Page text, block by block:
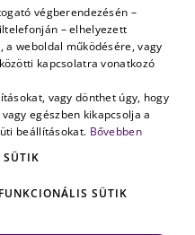
a
HUNGARIAN
ENGLISH
végberendezésén –
– elhelyezett
weboldal működésére, vagy
kapcsolatra vonatkozó
vagy dönthet úgy, hogy
egészben kikapcsolja a
beállításokat. Bővebben
SÜTIK
FUNKCIONÁLIS SÜTIK